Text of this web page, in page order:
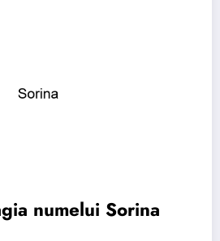
numelui Sorina